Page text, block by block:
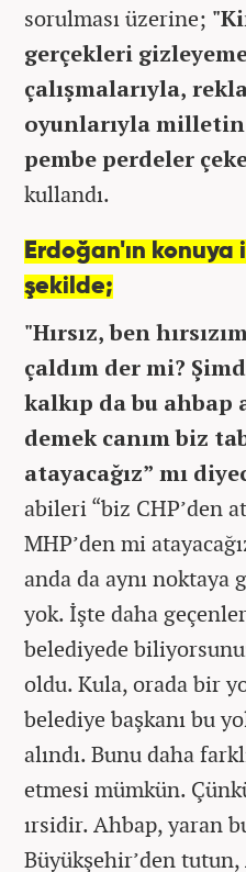
sorulması üzerine;
gerçekleri
çalışmalarıyla,
oyunlarıyla
pembe perdeler
kullandı.
Erdoğan'ın konuya
şekilde;
"Hırsız, ben
çaldım der mi?
kalkıp da bu ahbap
demek canım biz
atayacağız” mı
abileri “biz CHP’den
MHP’den mi
anda da aynı noktaya
yok. İşte daha
belediyede
oldu. Kula, orada bir
belediye başkanı bu
alındı. Bunu daha
etmesi mümkün.
ırsidir. Ahbap, yaran
Büyükşehir’den tutun,